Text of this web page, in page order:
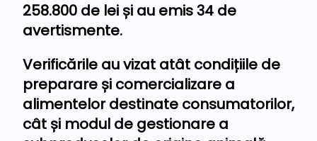
258.800 de lei și au emis 34 de
avertismente.
Verificările au vizat atât condițiile de
preparare și comercializare a
alimentelor destinate consumatorilor,
cât și modul de gestionare a